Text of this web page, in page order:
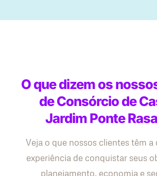
O que dizem os
de Consórcio de
Jardim Ponte
Veja o que nossos clientes têm a
experiência de conquistar seus
planejamento, economia e